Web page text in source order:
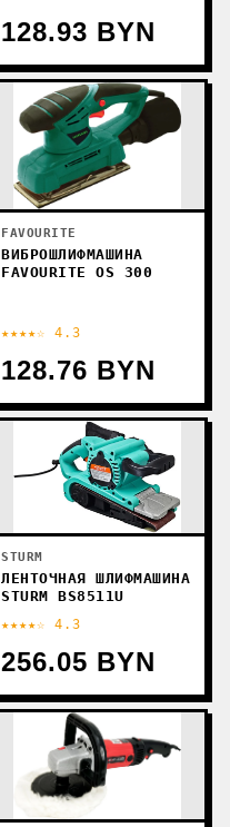
128.93 BYN
FAVOURITE
ВИБРОШЛИФМАШИНА
FAVOURITE OS 300
★★★★☆ 4.3
128.76 BYN
STURM
ЛЕНТОЧНАЯ ШЛИФМАШИНА
STURM BS8511U
★★★★☆ 4.3
256.05 BYN